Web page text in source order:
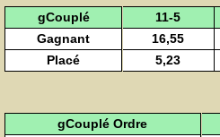
gCouplé 11-5
Gagnant
16,55
Placé
5,23
gCouplé Ordre